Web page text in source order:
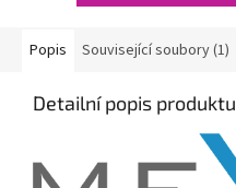
Popis Související soubory (1)
Detailní popis produktu